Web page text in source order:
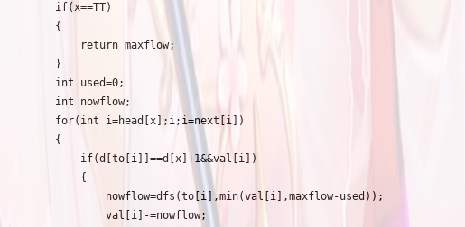
    if(x==TT)
    {
        return maxflow;
    }
    int used=0;
    int nowflow;
    for(int i=head[x];i;i=next[i])
    {
        if(d[to[i]]==d[x]+1&&val[i])
        {
            nowflow=dfs(to[i],min(val[i],maxflow-used));
            val[i]-=nowflow;